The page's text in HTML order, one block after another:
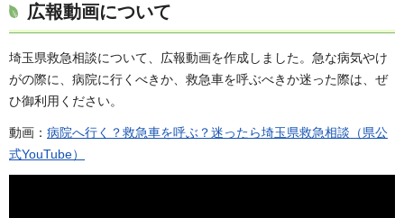
広報動画について
埼玉県救急相談について、広報動画を作成しました。急な病気やけ
がの際に、病院に行くべきか、救急車を呼ぶべきか迷った際は、ぜ
ひ御利用ください。
動画： 病院へ行く？救急車を呼ぶ？迷ったら埼玉県救急相談（県公
式YouTube）